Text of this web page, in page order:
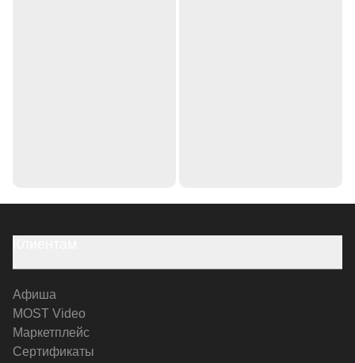
Афиша
MOST Video
Маркетплейс
Сертификаты